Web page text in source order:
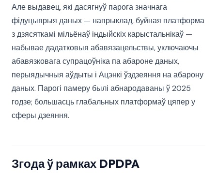
Але выдавец, які дасягнуў парога значнага
фідуцыярыя даных — напрыклад, буйная платформа
з дзясяткамі мільёнаў індыйскіх карыстальнікаў —
набывае дадатковыя абавязацельствы, уключаючы
абавязковага супрацоўніка па абароне даных,
перыядычныя аўдыты і Ацэнкі ўздзеяння на абарону
даных. Парогі памеру былі абнародаваны ў 2025
годзе; большасць глабальных платформаў цяпер у
сферы дзеяння.
Згода ў рамках DPDPA